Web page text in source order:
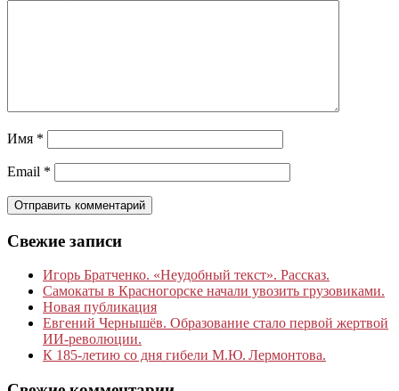
Имя *
Email *
Свежие записи
Игорь Братченко. «Неудобный текст». Рассказ.
Самокаты в Красногорске начали увозить грузовиками.
Новая публикация
Евгений Чернышёв. Образование стало первой жертвой
ИИ-революции.
К 185‑летию со дня гибели М.Ю. Лермонтова.